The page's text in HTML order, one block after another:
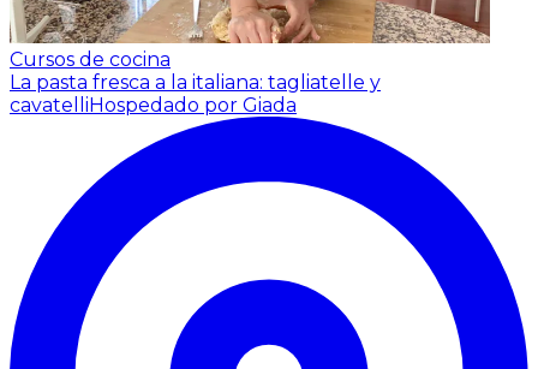
Cursos de cocina
La pasta fresca a la italiana: tagliatelle y
cavatelli Hospedado por Giada